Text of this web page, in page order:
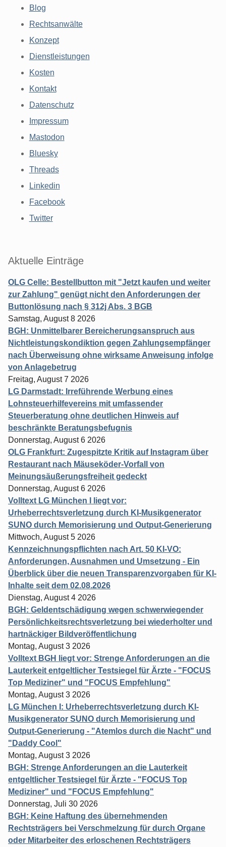
Blog
Rechtsanwälte
Konzept
Dienstleistungen
Kosten
Kontakt
Datenschutz
Impressum
Mastodon
Bluesky
Threads
Linkedin
Facebook
Twitter
Aktuelle Einträge
OLG Celle: Bestellbutton mit "Jetzt kaufen und weiter
zur Zahlung" genügt nicht den Anforderungen der
Buttonlösung nach § 312j Abs. 3 BGB
Samstag, August 8 2026
BGH: Unmittelbarer Bereicherungsanspruch aus
Nichtleistungskondiktion gegen Zahlungsempfänger
nach Überweisung ohne wirksame Anweisung infolge
von Anlagebetrug
Freitag, August 7 2026
LG Darmstadt: Irreführende Werbung eines
Lohnsteuerhilfevereins mit umfassender
Steuerberatung ohne deutlichen Hinweis auf
beschränkte Beratungsbefugnis
Donnerstag, August 6 2026
OLG Frankfurt: Zugespitzte Kritik auf Instagram über
Restaurant nach Mäuseköder-Vorfall von
Meinungsäußerungsfreiheit gedeckt
Donnerstag, August 6 2026
Volltext LG München I liegt vor:
Urheberrechtsverletzung durch KI-Musikgenerator
SUNO durch Memorisierung und Output-Generierung
Mittwoch, August 5 2026
Kennzeichnungspflichten nach Art. 50 KI-VO:
Anforderungen, Ausnahmen und Umsetzung - Ein
Überblick über die neuen Transparenzvorgaben für KI-
Inhalte seit dem 02.08.2026
Dienstag, August 4 2026
BGH: Geldentschädigung wegen schwerwiegender
Persönlichkeitsrechtsverletzung bei wiederholter und
hartnäckiger Bildveröffentlichung
Montag, August 3 2026
Volltext BGH liegt vor: Strenge Anforderungen an die
Lauterkeit entgeltlicher Testsiegel für Ärzte - "FOCUS
Top Mediziner" und "FOCUS Empfehlung"
Montag, August 3 2026
LG München I: Urheberrechtsverletzung durch KI-
Musikgenerator SUNO durch Memorisierung und
Output-Generierung - "Atemlos durch die Nacht" und
"Daddy Cool"
Montag, August 3 2026
BGH: Strenge Anforderungen an die Lauterkeit
entgeltlicher Testsiegel für Ärzte - "FOCUS Top
Mediziner" und "FOCUS Empfehlung"
Donnerstag, Juli 30 2026
BGH: Keine Haftung des übernehmenden
Rechtsträgers bei Verschmelzung für durch Organe
oder Mitarbeiter des erloschenen Rechtsträgers